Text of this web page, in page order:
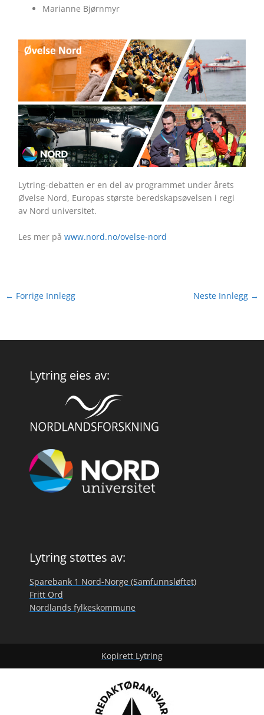
Marianne Bjørnmyr
Lytring-debatten er en del av programmet under årets
Øvelse Nord, Europas største beredskapsøvelsen i regi
av Nord universitet.
Les mer påwww.nord.no/ovelse-nord
← Forrige Innlegg Neste Innlegg →
Lytring eies av:
Lytring støttes av:
Sparebank 1 Nord-Norge (Samfunnsløftet)
Fritt Ord
Nordlands fylkeskommune
Kopirett Lytring